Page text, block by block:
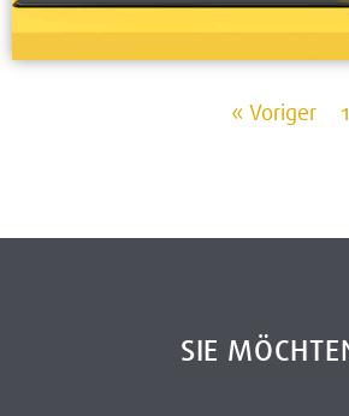
« Voriger 1
SIE